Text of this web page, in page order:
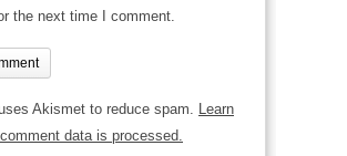
the next time I comment.
Akismet to reduce spam. Learn
data is processed.